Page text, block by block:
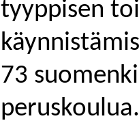
tyyppisen
kä
73